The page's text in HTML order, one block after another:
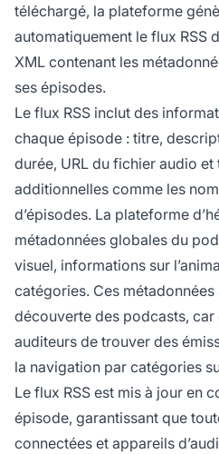
téléchargé, la plateforme
automatiquement le flux RSS
XML contenant les
ses épisodes.
Le flux RSS inclut des
chaque épisode : titre,
durée, URL du fichier audio
additionnelles comme les
d’épisodes. La plateforme
métadonnées globales du
visuel, informations sur
catégories. Ces
découverte des podcasts, car
auditeurs de trouver des
la navigation par catégories
Le flux RSS est mis à jour en
épisode, garantissant que
connectées et appareils